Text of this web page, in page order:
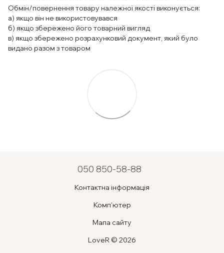
Обмін/повернення товару належної якості виконується:
а) якщо він не використовувався
б) якщо збережено його товарний вигляд
в) якщо збережено розрахунковий документ, який було
видано разом з товаром
050 850-58-88
Контактна інформація
Комп'ютер
Мапа сайту
LoveR © 2026